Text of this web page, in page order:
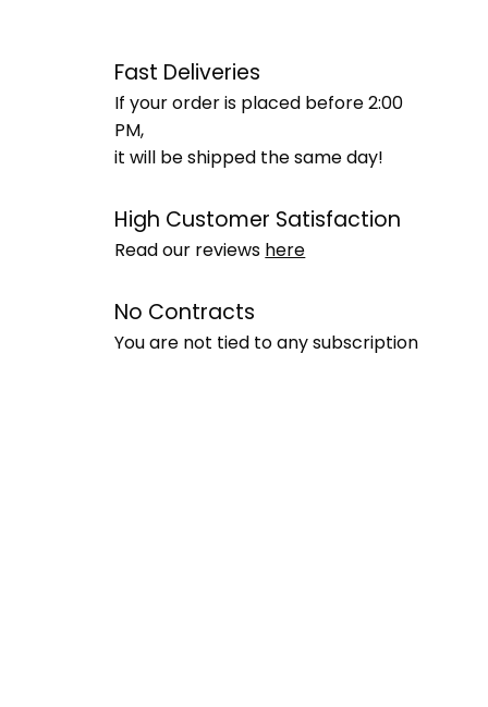
Fast Deliveries
If your order is placed before 2:00
PM,
it will be shipped the same day!
High Customer Satisfaction
Read our reviews here
No Contracts
You are not tied to any subscription